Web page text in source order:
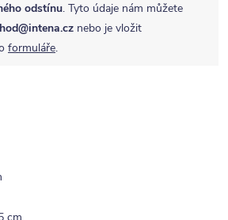
odstínu. Tyto údaje nám můžete
nebo je vložit
formuláře.